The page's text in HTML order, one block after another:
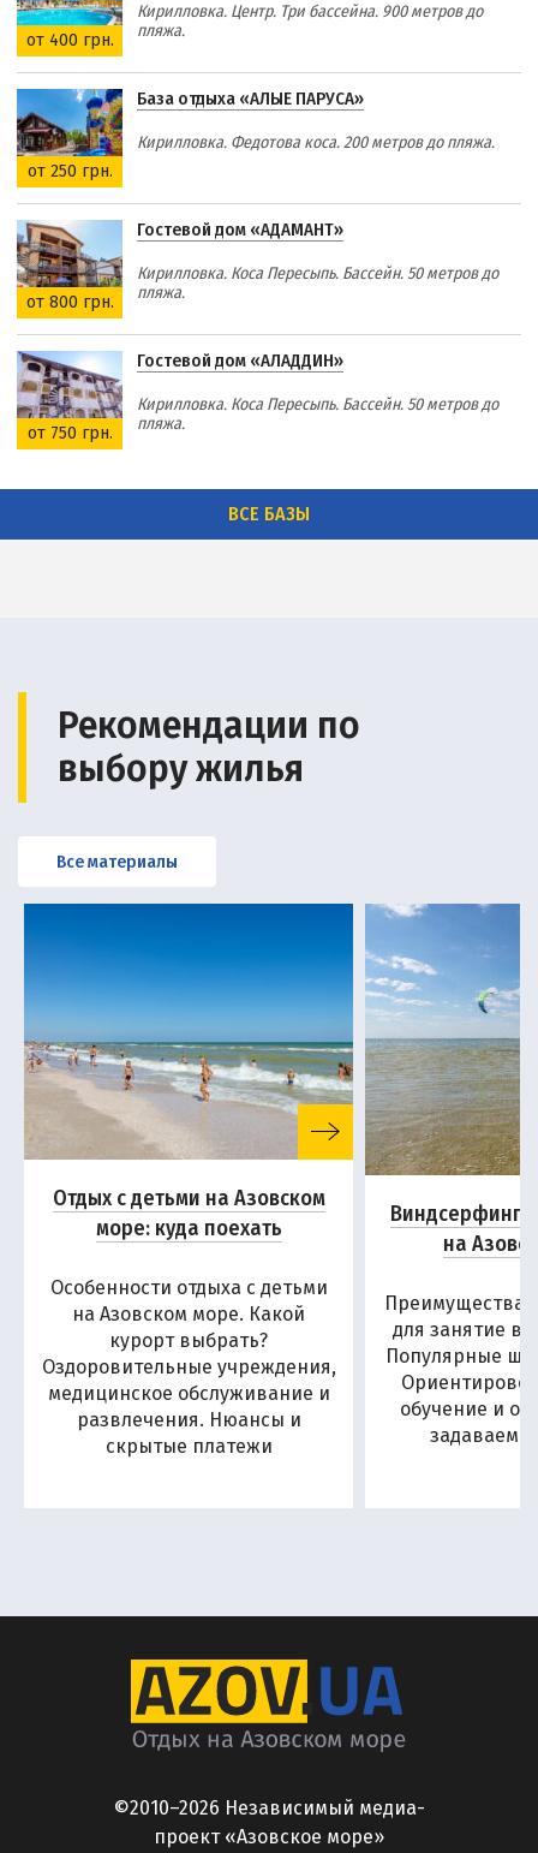
от 400 грн.
Кирилловка. Центр. Три бассейна. 900 метров до
пляжа.
от 250 грн.
База отдыха «АЛЫЕ ПАРУСА»
Кирилловка. Федотова коса. 200 метров до пляжа.
от 800 грн.
Гостевой дом «АДАМАНТ»
Кирилловка. Коса Пересыпь. Бассейн. 50 метров до
пляжа.
от 750 грн.
Гостевой дом «АЛАДДИН»
Кирилловка. Коса Пересыпь. Бассейн. 50 метров до
пляжа.
ВСЕ БАЗЫ
Рекомендации по
выбору жилья
Все материалы
Отдых с детьми на Азовском
море: куда поехать
Особенности отдыха с детьми
на Азовском море. Какой
курорт выбрать?
Оздоровительные учреждения,
медицинское обслуживание и
развлечения. Нюансы и
скрытые платежи
Виндсерфинг
на
Преимущества
для занятие
Популярные
обучение и
©2010–2026 Независимый медиа-
проект «Азовское море»